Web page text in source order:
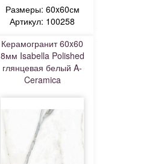
Размеры: 60x60см
Артикул: 100258
Керамогранит 60x60
8мм Isabella Polished
глянцевая белый A-
Ceramica